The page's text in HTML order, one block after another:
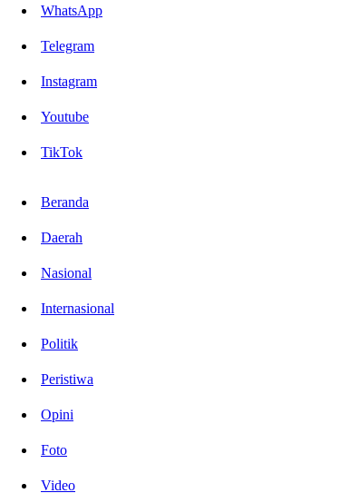
WhatsApp
Telegram
Instagram
Youtube
TikTok
Beranda
Daerah
Nasional
Internasional
Politik
Peristiwa
Opini
Foto
Video